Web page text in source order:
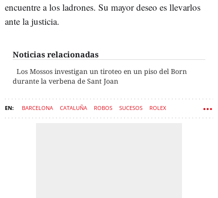
encuentre a los ladrones. Su mayor deseo es llevarlos
ante la justicia.
Noticias relacionadas
Los Mossos investigan un tiroteo en un piso del Born
durante la verbena de Sant Joan
BARCELONA CATALUÑA ROBOS SUCESOS ROLEX